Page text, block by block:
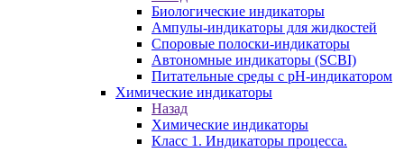
Биологические индикаторы
Ампулы-индикаторы для жидкостей
Споровые полоски-индикаторы
Автономные индикаторы (SCBI)
Питательные среды с рН-индикатором
Химические индикаторы
Назад
Химические индикаторы
Класс 1. Индикаторы процесса.